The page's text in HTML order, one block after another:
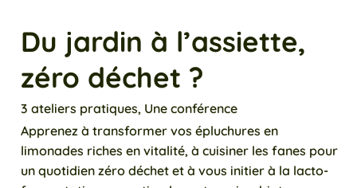
Du jardin à l’assiette,
zéro déchet ?
3 ateliers pratiques, Une conférence
Apprenez à transformer vos épluchures en
limonades riches en vitalité, à cuisiner les fanes pour
un quotidien zéro déchet et à vous initier à la lacto-